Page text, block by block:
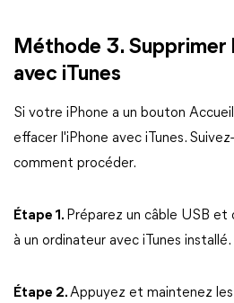
Méthode 3. Supprimer
avec iTunes
Si votre iPhone a un bouton
effacer l'iPhone avec iTunes.
comment procéder.
Étape 1. Préparez un câble USB
à un ordinateur avec iTunes installé.
Étape 2.Appuyez et maintenez